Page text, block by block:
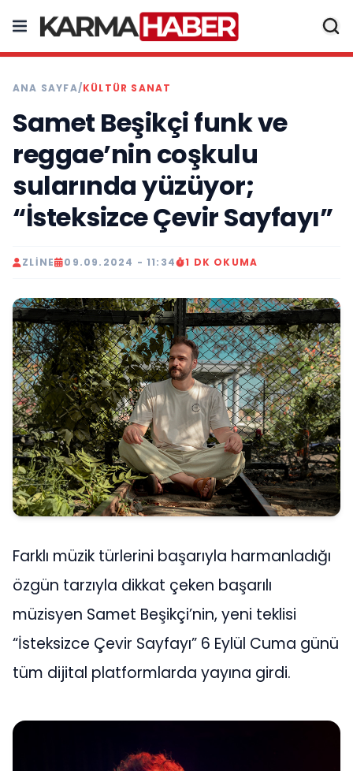
ANA SAYFA/KÜLTÜR SANAT
Samet Beşikçi funk ve
reggae’nin coşkulu
sularında yüzüyor;
“İsteksizce Çevir Sayfayı”
ZLINE 09.09.2024 - 11:34 1 DK OKUMA
Farklı müzik türlerini başarıyla harmanladığı
özgün tarzıyla dikkat çeken başarılı
müzisyen Samet Beşikçi’nin, yeni teklisi
“İsteksizce Çevir Sayfayı” 6 Eylül Cuma günü
tüm dijital platformlarda yayına girdi.